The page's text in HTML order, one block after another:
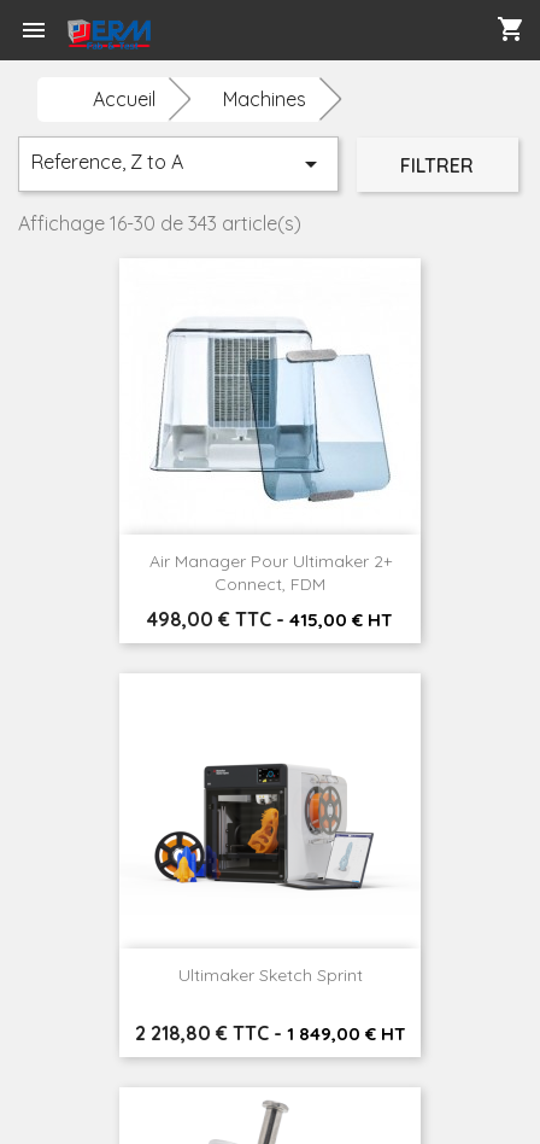
 shopping_cart
Accueil Machines
Reference, Z to A  FILTRER
Affichage 16-30 de 343 article(s)
Air Manager Pour Ultimaker 2+
Connect, FDM
Prix
498,00 € TTC - 415,00 € HT
Ultimaker Sketch Sprint
Prix
2 218,80 € TTC - 1 849,00 € HT